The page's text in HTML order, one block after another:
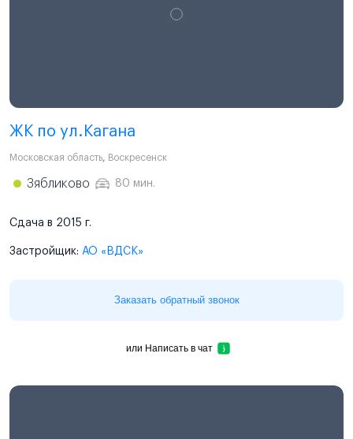
ЖК по ул.Кагана
Московская область, Воскресенск
Зябликово 80 мин.
Сдача в 2015 г.
Застройщик: АО «ВДСК»
Заказать обратный звонок
или Написать в чат